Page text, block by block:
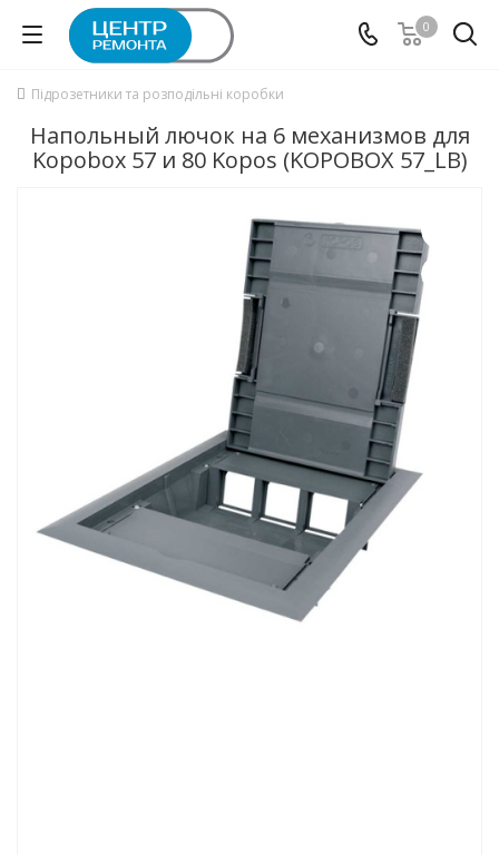
0
Підрозетники та розподільні коробки
Напольный лючок на 6 механизмов для
Kopobox 57 и 80 Kopos (KOPOBOX 57_LB)